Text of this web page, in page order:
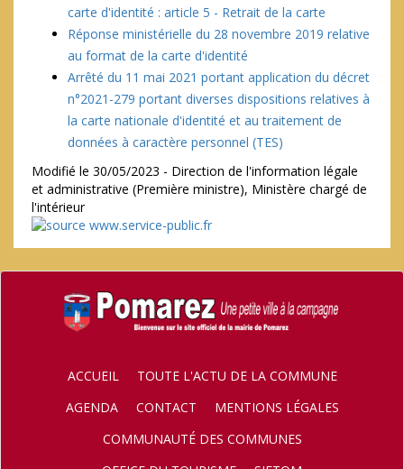
carte d'identité : article 5 - Retrait de la carte
Réponse ministérielle du 28 novembre 2019 relative
au format de la carte d'identité
Arrêté du 11 mai 2021 portant application du décret
n°2021-279 portant diverses dispositions relatives à
la carte nationale d'identité et au traitement de
données à caractère personnel (TES)
Modifié le 30/05/2023 - Direction de l'information légale
et administrative (Première ministre), Ministère chargé de
l'intérieur
ACCUEIL
TOUTE L'ACTU DE LA COMMUNE
AGENDA
CONTACT
MENTIONS LÉGALES
COMMUNAUTÉ DES COMMUNES